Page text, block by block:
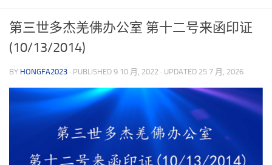
第三世多杰羌佛办公室 第十二号来函印证
(10/13/2014)
BY HONGFA2023 · PUBLISHED 9 10 月, 2022 · UPDATED 25 7 月, 2026